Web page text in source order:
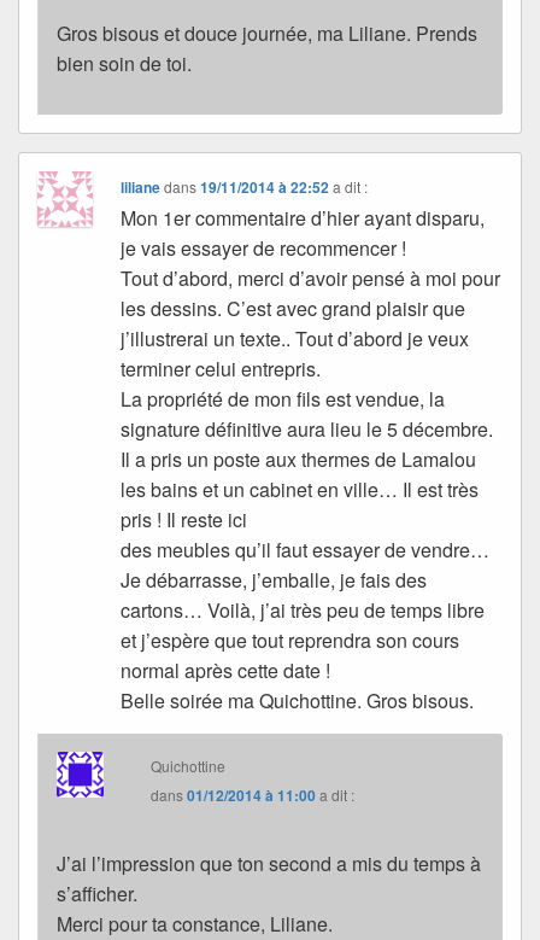
Gros bisous et douce journée, ma Liliane. Prends
bien soin de toi.
lilianedans19/11/2014 à 22:52 a dit :
Mon 1er commentaire d’hier ayant disparu,
je vais essayer de recommencer !
Tout d’abord, merci d’avoir pensé à moi pour
les dessins. C’est avec grand plaisir que
j’illustrerai un texte.. Tout d’abord je veux
terminer celui entrepris.
La propriété de mon fils est vendue, la
signature définitive aura lieu le 5 décembre.
Il a pris un poste aux thermes de Lamalou
les bains et un cabinet en ville… Il est très
pris ! Il reste ici
des meubles qu’il faut essayer de vendre…
Je débarrasse, j’emballe, je fais des
cartons… Voilà, j’ai très peu de temps libre
et j’espère que tout reprendra son cours
normal après cette date !
Belle soirée ma Quichottine. Gros bisous.
Quichottine
dans01/12/2014 à 11:00a dit :
J’ai l’impression que ton second a mis du temps à
s’afficher.
Merci pour ta constance, Liliane.